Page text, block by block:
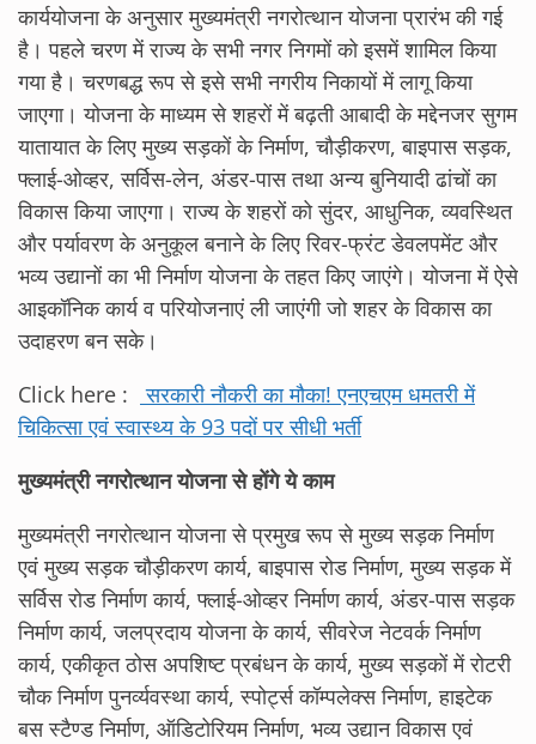
कार्ययोजना के अनुसार मुख्यमंत्री नगरोत्थान योजना प्रारंभ की गई
है। पहले चरण में राज्य के सभी नगर निगमों को इसमें शामिल किया
गया है। चरणबद्ध रूप से इसे सभी नगरीय निकायों में लागू किया
जाएगा। योजना के माध्यम से शहरों में बढ़ती आबादी के मद्देनजर सुगम
यातायात के लिए मुख्य सड़कों के निर्माण, चौड़ीकरण, बाइपास सड़क,
फ्लाई-ओव्हर, सर्विस-लेन, अंडर-पास तथा अन्य बुनियादी ढांचों का
विकास किया जाएगा। राज्य के शहरों को सुंदर, आधुनिक, व्यवस्थित
और पर्यावरण के अनुकूल बनाने के लिए रिवर-फ्रंट डेवलपमेंट और
भव्य उद्यानों का भी निर्माण योजना के तहत किए जाएंगे। योजना में ऐसे
आइकॉनिक कार्य व परियोजनाएं ली जाएंगी जो शहर के विकास का
उदाहरण बन सके।
Click here :
सरकारी नौकरी का मौका! एनएचएम धमतरी में
चिकित्सा एवं स्वास्थ्य के 93 पदों पर सीधी भर्ती
मुख्यमंत्री नगरोत्थान योजना से होंगे ये काम
मुख्यमंत्री नगरोत्थान योजना से प्रमुख रूप से मुख्य सड़क निर्माण
एवं मुख्य सड़क चौड़ीकरण कार्य, बाइपास रोड निर्माण, मुख्य सड़क में
सर्विस रोड निर्माण कार्य, फ्लाई-ओव्हर निर्माण कार्य, अंडर-पास सड़क
निर्माण कार्य, जलप्रदाय योजना के कार्य, सीवरेज नेटवर्क निर्माण
कार्य, एकीकृत ठोस अपशिष्ट प्रबंधन के कार्य, मुख्य सड़कों में रोटरी
चौक निर्माण पुनर्व्यवस्था कार्य, स्पोर्ट्स कॉम्पलेक्स निर्माण, हाइटेक
बस स्टैण्ड निर्माण, ऑडिटोरियम निर्माण, भव्य उद्यान विकास एवं